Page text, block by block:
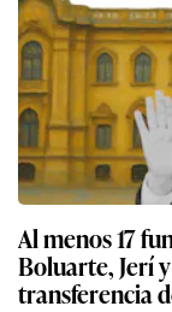
Al menos 17
Boluarte, Jerí
transferencia